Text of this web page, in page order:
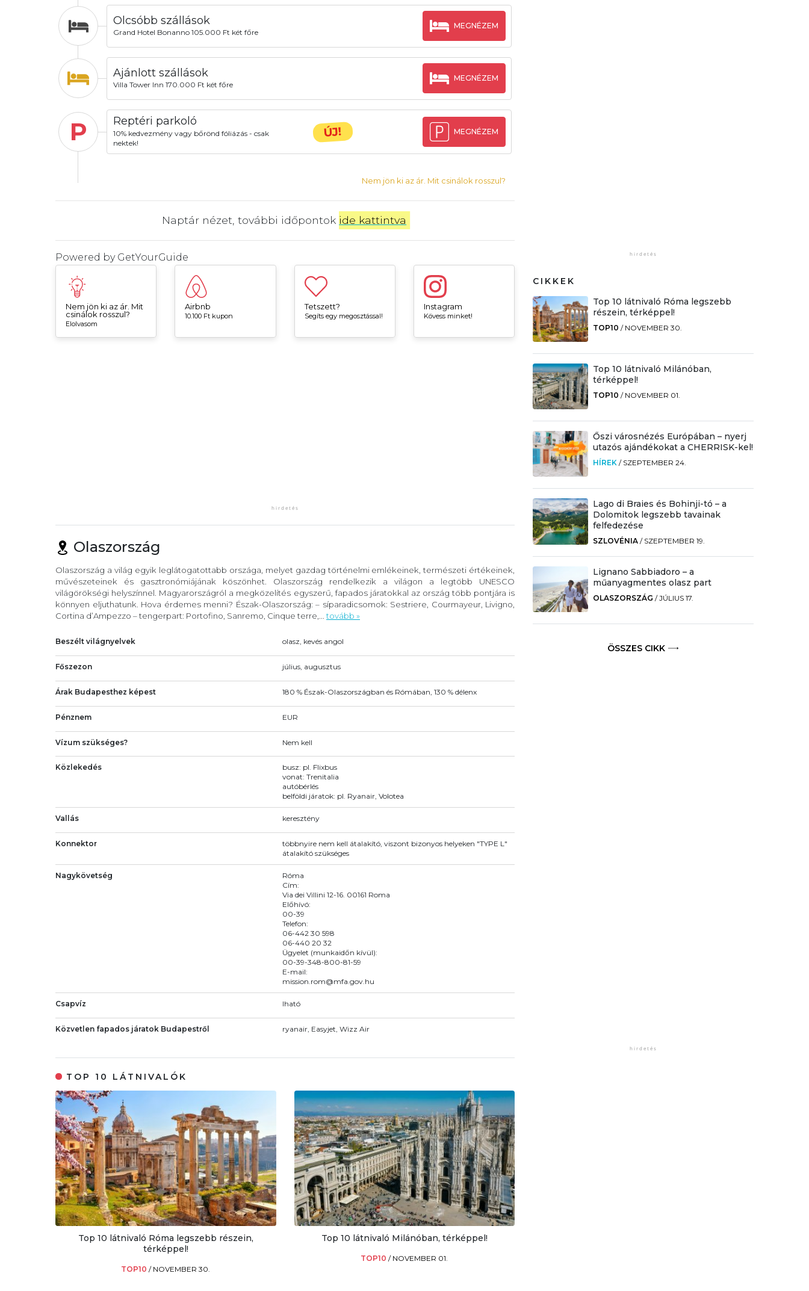
Olcsóbb szállások
Grand Hotel Bonanno 105.000 Ft két főre
MEGNÉZEM
Ajánlott szállások
Villa Tower Inn 170.000 Ft két főre
MEGNÉZEM
P Reptéri parkoló
10% kedvezmény vagy bőrönd fóliázás - csak
nektek!
ÚJ! MEGNÉZEM
Nem jön ki az ár. Mit csinálok rosszul?
Naptár nézet, további időpontok ide kattintva
Powered by GetYourGuide
Nem jön ki az ár. Mit
csinálok rosszul?
Elolvasom
Airbnb
10.100 Ft kupon
Tetszett?
Segíts egy megosztással!
Instagram
Kövess minket!
Olaszország
Olaszország a világ egyik leglátogatottabb országa, melyet gazdag történelmi emlékeinek, természeti értékeinek,
művészeteinek és gasztronómiájának köszönhet. Olaszország rendelkezik a világon a legtöbb UNESCO
világörökségi helyszínnel. Magyarországról a megközelítés egyszerű, fapados járatokkal az ország több pontjára is
könnyen eljuthatunk. Hova érdemes menni? Észak-Olaszország: – síparadicsomok: Sestriere, Courmayeur, Livigno,
Cortina d’Ampezzo – tengerpart: Portofino, Sanremo, Cinque terre,... tovább »
Beszélt világnyelvek olasz, kevés angol
Főszezon július, augusztus
Árak Budapesthez képest 180 % Észak-Olaszországban és Rómában, 130 % délenx
Pénznem EUR
Vízum szükséges? Nem kell
Közlekedés
busz: pl. Flixbus
vonat: Trenitalia
autóbérlés
belföldi járatok: pl. Ryanair, Volotea
Vallás keresztény
Konnektor
többnyire nem kell átalakító, viszont bizonyos helyeken "TYPE L"
átalakító szükséges
Nagykövetség
Róma
Cím:
Via dei Villini 12-16. 00161 Roma
Előhívó:
00-39
Telefon:
06-442 30 598
06-440 20 32
Ügyelet (munkaidőn kívül):
00-39-348-800-81-59
E-mail:
mission.rom@mfa.gov.hu
Csapvíz Iható
Közvetlen fapados járatok Budapestről ryanair, Easyjet, Wizz Air
TOP 10 LÁTNIVALÓK
Top 10 látnivaló Róma legszebb részein,
térképpel!
TOP10/ NOVEMBER 30.
Top 10 látnivaló Milánóban, térképpel!
TOP10/ NOVEMBER 01.
CIKKEK
Top 10 látnivaló Róma legszebb
részein, térképpel!
TOP10 / NOVEMBER 30.
Top 10 látnivaló Milánóban,
térképpel!
TOP10 / NOVEMBER 01.
Őszi városnézés Európában – nyerj
utazós ajándékokat a CHERRISK-kel!
HÍREK / SZEPTEMBER 24.
Lago di Braies és Bohinji-tó – a
Dolomitok legszebb tavainak
felfedezése
SZLOVÉNIA / SZEPTEMBER 19.
Lignano Sabbiadoro – a
műanyagmentes olasz part
OLASZORSZÁG /JÚLIUS 17.
ÖSSZES CIKK